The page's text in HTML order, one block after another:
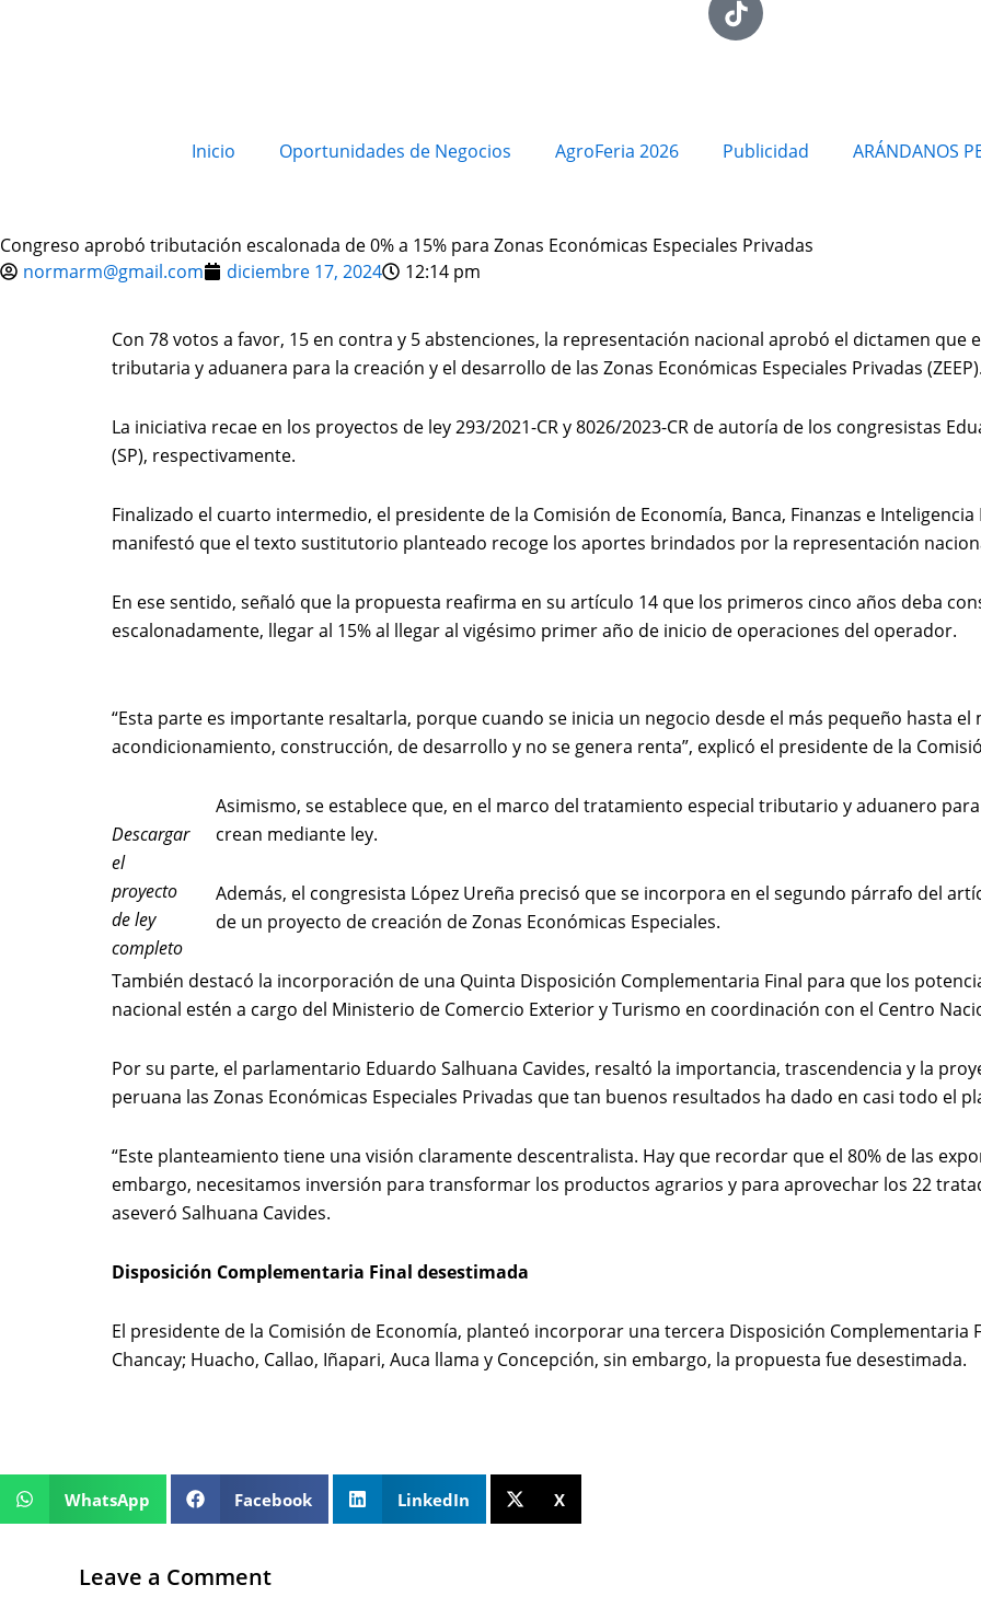
Inicio Oportunidades de Negocios AgroFeria 2026 Publicidad ARÁNDANOS
Congreso aprobó tributación escalonada de 0% a 15% para Zonas Económicas Especiales Privadas
normarm@gmail.com
diciembre 17, 2024 12:14 pm
Con 78 votos a favor, 15 en contra y 5 abstenciones, la representación nacional aprobó el dictamen que
tributaria y aduanera para la creación y el desarrollo de las Zonas Económicas Especiales Privadas
La iniciativa recae en los proyectos de ley 293/2021-CR y 8026/2023-CR de autoría de los congresistas
(SP), respectivamente.
Finalizado el cuarto intermedio, el presidente de la Comisión de Economía, Banca, Finanzas e
manifestó que el texto sustitutorio planteado recoge los aportes brindados por la representación
En ese sentido, señaló que la propuesta reafirma en su artículo 14 que los primeros cinco años deba
escalonadamente, llegar al 15% al llegar al vigésimo primer año de inicio de operaciones del operador.
“Esta parte es importante resaltarla, porque cuando se inicia un negocio desde el más pequeño hasta
acondicionamiento, construcción, de desarrollo y no se genera renta”, explicó el presidente de la
Descargar
el
proyecto
de ley
completo
Asimismo, se establece que, en el marco del tratamiento especial tributario y aduanero para
crean mediante ley.
Además, el congresista López Ureña precisó que se incorpora en el segundo párrafo del
de un proyecto de creación de Zonas Económicas Especiales.
También destacó la incorporación de una Quinta Disposición Complementaria Final para que los
nacional estén a cargo del Ministerio de Comercio Exterior y Turismo en coordinación con el Centro
Por su parte, el parlamentario Eduardo Salhuana Cavides, resaltó la importancia, trascendencia y la
peruana las Zonas Económicas Especiales Privadas que tan buenos resultados ha dado en casi todo el
“Este planteamiento tiene una visión claramente descentralista. Hay que recordar que el 80% de las
embargo, necesitamos inversión para transformar los productos agrarios y para aprovechar los 22
aseveró Salhuana Cavides.
Disposición Complementaria Final desestimada
El presidente de la Comisión de Economía, planteó incorporar una tercera Disposición Complementaria
Chancay; Huacho, Callao, Iñapari, Auca llama y Concepción, sin embargo, la propuesta fue desestimada.
WhatsApp Facebook LinkedIn X
Leave a Comment